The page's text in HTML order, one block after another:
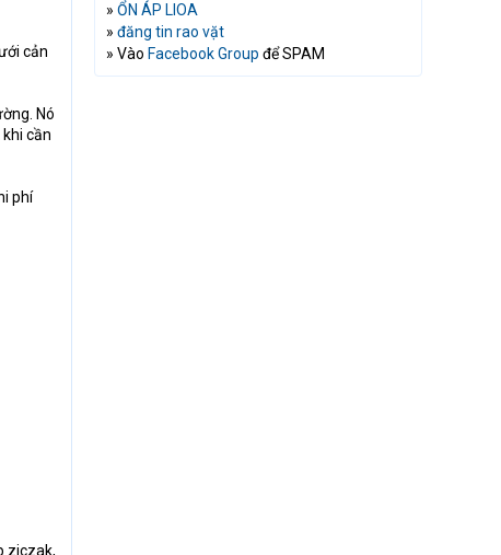
cản
Nó
cần
phí
ziczak,
» ỔN ÁP LIOA
» đăng tin rao vặt
» Vào Facebook Group để SPAM